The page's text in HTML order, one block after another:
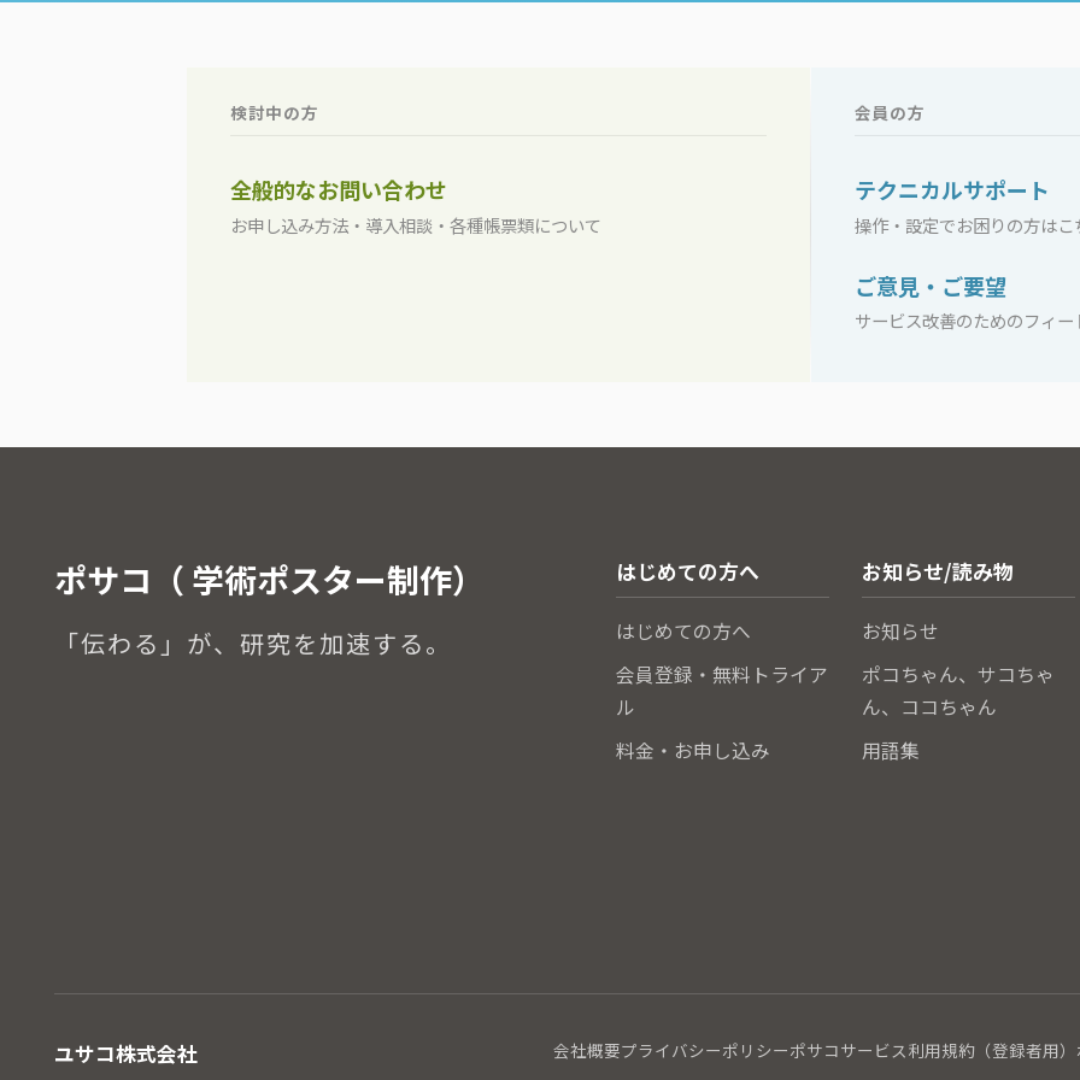
検討中の方
全般的なお問い合わせ
お申し込み方法・導入相談・各種帳票類について
会員の方
テクニカルサポート
操作・設定でお困りの方はこ
ご意見・ご要望
サービス改善のためのフィー
ポサコ（ 学術ポスター制作）
「伝わる」が、研究を加速する。
はじめての方へ
はじめての方へ
会員登録・無料トライア
ル
料金・お申し込み
お知らせ/読み物
お知らせ
ポコちゃん、サコちゃ
ん、ココちゃん
用語集
ユサコ株式会社 会社概要プライバシーポリシーポサコサービス利用規約（登録者用）